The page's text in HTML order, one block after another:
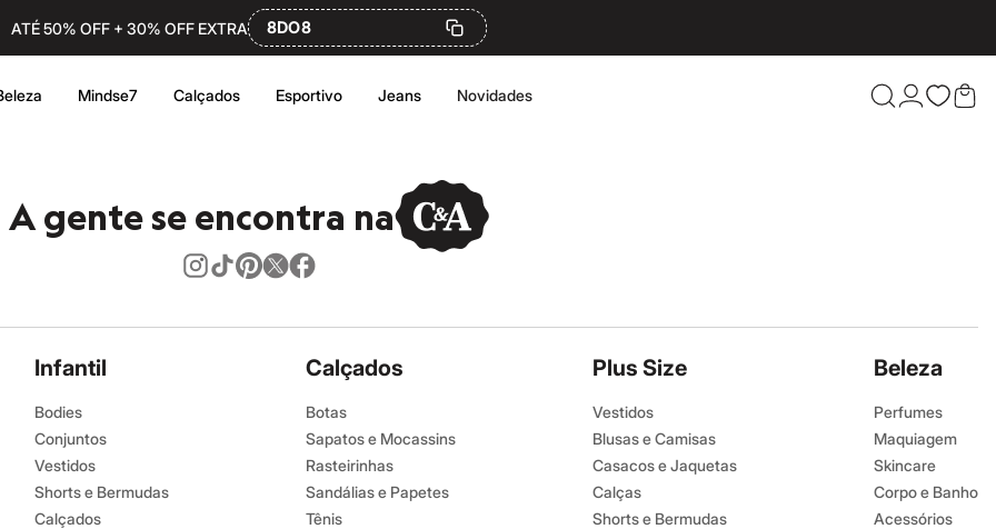
ATÉ 50% OFF + 30% OFF EXTRA 8DO8
Mindse7 Calçados Esportivo Jeans Novidades
Confira
A gente se encontra na
Infantil
Bodies
Conjuntos
Vestidos
Shorts e Bermudas
Calçados
Calçados
Botas
Sapatos e Mocassins
Rasteirinhas
Sandálias e Papetes
Tênis
Plus Size
Vestidos
Blusas e Camisas
Casacos e Jaquetas
Calças
Shorts e Bermudas
Beleza
Perfumes
Maquiagem
Skincare
Corpo e Banho
Acessórios